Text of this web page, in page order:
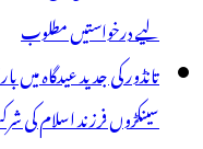
لیے درخواستیں مطلوب
تانڈور کی جدید عیدگاہ
سینکڑوں فرزند اسلام کی